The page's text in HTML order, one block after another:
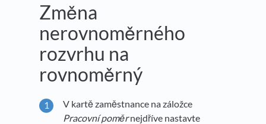
Změna
nerovnoměrného
rozvrhu na
rovnoměrný
V kartě zaměstnance na záložce
Pracovní poměrnejdříve nastavte